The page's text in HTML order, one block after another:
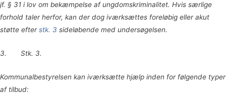
jf. § 31 i lov om bekæmpelse af ungdomskriminalitet. Hvis særlige
forhold taler herfor, kan der dog iværksættes foreløbig eller akut
støtte efterstk. 3 sideløbende med undersøgelsen.
3. Stk. 3.
Kommunalbestyrelsen kan iværksætte hjælp inden for følgende typer
af tilbud: